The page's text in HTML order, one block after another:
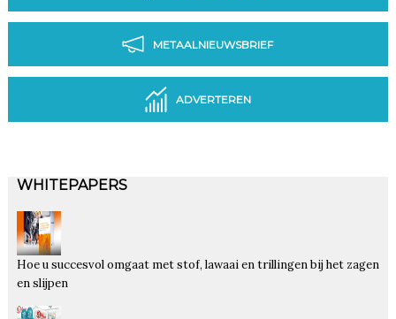
METAALNIEUWSBRIEF
ADVERTEREN
WHITEPAPERS
Hoe u succesvol omgaat met stof, lawaai en trillingen bij het zagen
en slijpen